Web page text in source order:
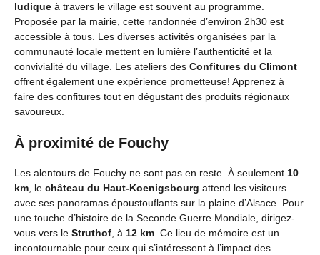
ludique à travers le village est souvent au programme.
Proposée par la mairie, cette randonnée d’environ 2h30 est
accessible à tous. Les diverses activités organisées par la
communauté locale mettent en lumière l’authenticité et la
convivialité du village. Les ateliers des Confitures du Climont
offrent également une expérience prometteuse! Apprenez à
faire des confitures tout en dégustant des produits régionaux
savoureux.
À proximité de Fouchy
Les alentours de Fouchy ne sont pas en reste. À seulement 10
km, le château du Haut-Koenigsbourg attend les visiteurs
avec ses panoramas époustouflants sur la plaine d’Alsace. Pour
une touche d’histoire de la Seconde Guerre Mondiale, dirigez-
vous vers le Struthof, à 12 km. Ce lieu de mémoire est un
incontournable pour ceux qui s’intéressent à l’impact des